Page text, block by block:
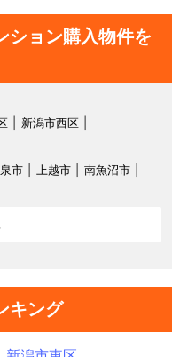
ション購入物件を
新潟市西区
市 上越市
南魚沼市
キング